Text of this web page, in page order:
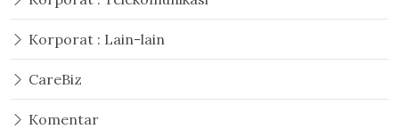
Korporat : Lain-lain
CareBiz
Komentar